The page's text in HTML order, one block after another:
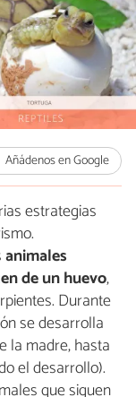
Añádenos en Google
estrategias
animales
de un huevo,
Durante
se desarrolla
la madre, hasta
el desarrollo).
que siguen